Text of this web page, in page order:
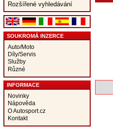
Rozšířené vyhledávání
SOUKROMÁ INZERCE
Auto/Moto
Díly/Servis
Služby
Různé
INFORMACE
Novinky
Nápověda
O Autosport.cz
Kontakt